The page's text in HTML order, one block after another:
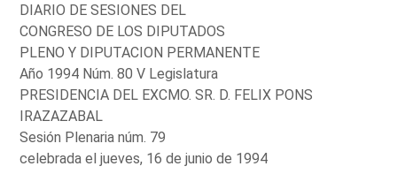
DIARIO DE SESIONES DEL
CONGRESO DE LOS DIPUTADOS
PLENO Y DIPUTACION PERMANENTE
Año 1994 Núm. 80 V Legislatura
PRESIDENCIA DEL EXCMO. SR. D. FELIX PONS
IRAZAZABAL
Sesión Plenaria núm. 79
celebrada el jueves, 16 de junio de 1994